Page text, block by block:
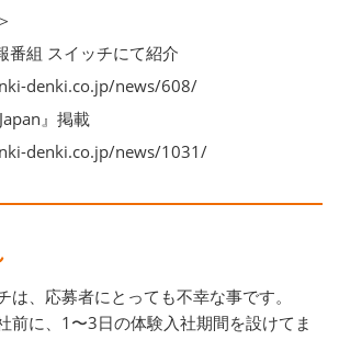
番組 スイッチにて紹介
denki.co.jp/news/608/
』掲載
denki.co.jp/news/1031/
は、応募者にとっても不幸な事です。
前に、1〜3日の体験入社期間を設けてま